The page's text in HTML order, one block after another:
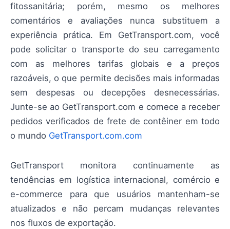
fitossanitária; porém, mesmo os melhores
comentários e avaliações nunca substituem a
experiência prática. Em GetTransport.com, você
pode solicitar o transporte do seu carregamento
com as melhores tarifas globais e a preços
razoáveis, o que permite decisões mais informadas
sem despesas ou decepções desnecessárias.
Junte-se ao GetTransport.com e comece a receber
pedidos verificados de frete de contêiner em todo
o mundo GetTransport.com.com
GetTransport monitora continuamente as
tendências em logística internacional, comércio e
e-commerce para que usuários mantenham-se
atualizados e não percam mudanças relevantes
nos fluxos de exportação.